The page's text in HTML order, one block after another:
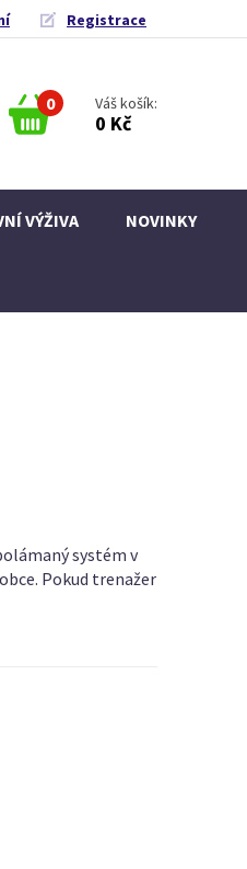
Registrace
0 Váš košík:
0 Kč
VÝŽIVA NOVINKY
systém v
Pokud trenažer